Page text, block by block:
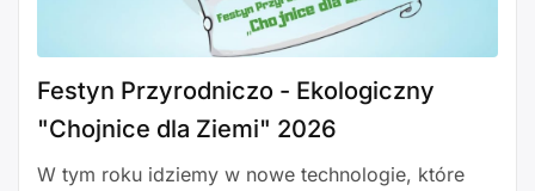
Festyn Przyrodniczo - Ekologiczny
"Chojnice dla Ziemi" 2026
W tym roku idziemy w nowe technologie, które